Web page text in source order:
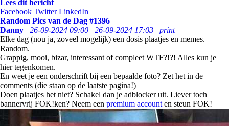
Lees dit bericht
Facebook Twitter LinkedIn
Random Pics van de Dag #1396
Danny
26-09-2024 09:00 26-09-2024 17:03
print
Elke dag (nou ja, zoveel mogelijk) een dosis plaatjes en memes.
Random.
Grappig, mooi, bizar, interessant of compleet WTF?!?! Alles kun je
hier tegenkomen.
En weet je een onderschrift bij een bepaalde foto? Zet het in de
comments (die staan op de laatste pagina!)
Doen plaatjes het niet? Schakel dan je adblocker uit. Liever toch
bannervrij FOK!ken? Neem een premium account en steun FOK!